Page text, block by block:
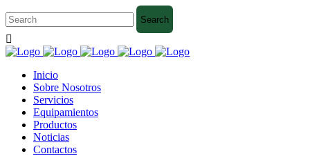
Inicio
Sobre Nosotros
Servicios
Equipamientos
Productos
Noticias
Contactos